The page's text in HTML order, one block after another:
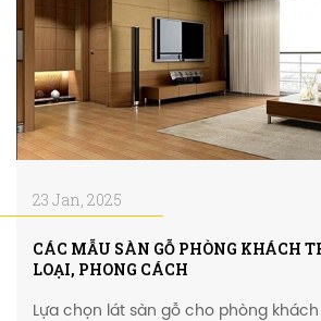
23 Jan, 2025
CÁC MẪU SÀN GỖ PHÒNG KHÁCH
LOẠI, PHONG CÁCH
Lựa chọn lát sàn gỗ cho phòng